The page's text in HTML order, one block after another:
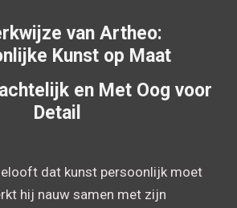
van Artheo:
Kunst op Maat
en Met Oog voor
Detail
dat kunst persoonlijk moet
hij nauw samen met zijn